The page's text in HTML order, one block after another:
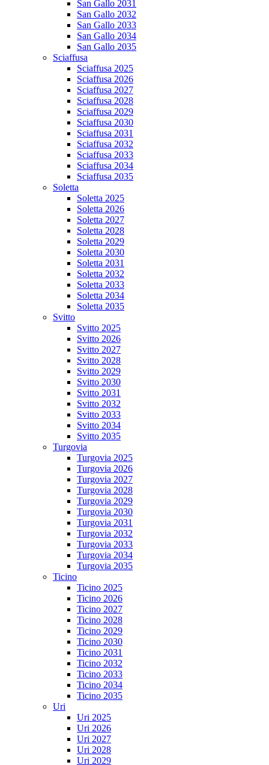
San Gallo 2031
San Gallo 2032
San Gallo 2033
San Gallo 2034
San Gallo 2035
Sciaffusa
Sciaffusa 2025
Sciaffusa 2026
Sciaffusa 2027
Sciaffusa 2028
Sciaffusa 2029
Sciaffusa 2030
Sciaffusa 2031
Sciaffusa 2032
Sciaffusa 2033
Sciaffusa 2034
Sciaffusa 2035
Soletta
Soletta 2025
Soletta 2026
Soletta 2027
Soletta 2028
Soletta 2029
Soletta 2030
Soletta 2031
Soletta 2032
Soletta 2033
Soletta 2034
Soletta 2035
Svitto
Svitto 2025
Svitto 2026
Svitto 2027
Svitto 2028
Svitto 2029
Svitto 2030
Svitto 2031
Svitto 2032
Svitto 2033
Svitto 2034
Svitto 2035
Turgovia
Turgovia 2025
Turgovia 2026
Turgovia 2027
Turgovia 2028
Turgovia 2029
Turgovia 2030
Turgovia 2031
Turgovia 2032
Turgovia 2033
Turgovia 2034
Turgovia 2035
Ticino
Ticino 2025
Ticino 2026
Ticino 2027
Ticino 2028
Ticino 2029
Ticino 2030
Ticino 2031
Ticino 2032
Ticino 2033
Ticino 2034
Ticino 2035
Uri
Uri 2025
Uri 2026
Uri 2027
Uri 2028
Uri 2029